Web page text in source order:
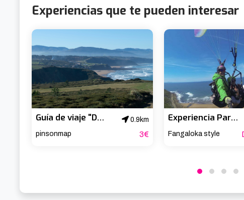
Experiencias que te pueden interesar
Guía de viaje "Descubre Uribe"
0.9km
pinsonmap
3€
Experiencia Parapente con video sobre la playa de Barinatxe
Fangaloka style